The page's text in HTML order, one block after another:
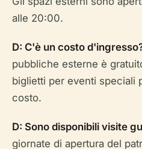
alle 20:00.
D: C'è un costo
pubbliche esterne è
biglietti per eventi speciali
costo.
D: Sono disponibili visite
giornate di apertura del